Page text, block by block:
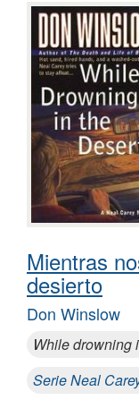
Mientras
desierto
Don Winslow
While drowning
Serie Neal